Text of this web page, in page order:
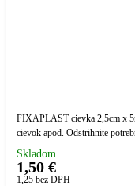
FIXAPLAST cievka 2,5cm x
cievok apod. Odstrihnite
Skladom
1,50 €
1,25 bez DPH